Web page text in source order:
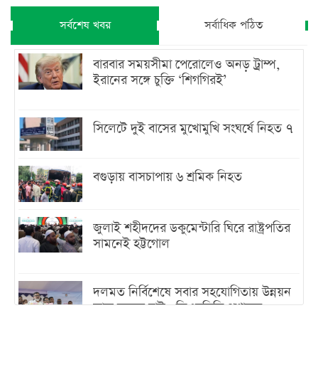
সর্বশেষ খবর সর্বাধিক পঠিত
বারবার সময়সীমা পেরোলেও অনড় ট্রাম্প,
ইরানের সঙ্গে চুক্তি ‘শিগগিরই’
সিলেটে দুই বাসের মুখোমুখি সংঘর্ষে নিহত ৭
বগুড়ায় বাসচাপায় ৬ শ্রমিক নিহত
জুলাই শহীদদের ডকুমেন্টারি ঘিরে রাষ্ট্রপতির
সামনেই হট্টগোল
দলমত নির্বিশেষে সবার সহযোগিতায় উন্নয়ন
কাজ করতে চাই : ডিএনসিসি প্রশাসক